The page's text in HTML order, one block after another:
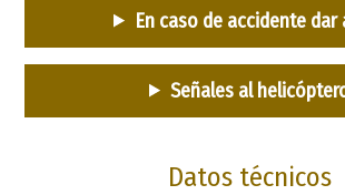
En caso de accidente dar
Señales al
Datos técnicos